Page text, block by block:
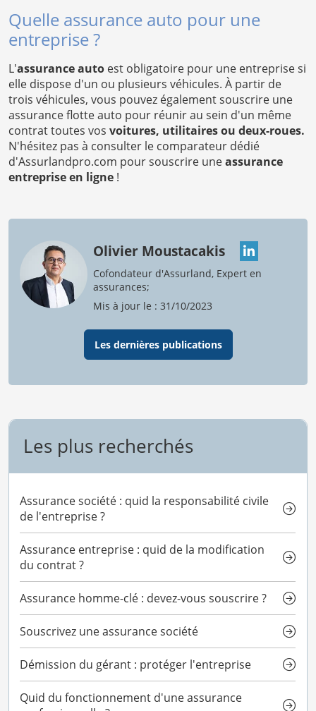
Quelle assurance auto pour une
entreprise ?
L'assurance auto est obligatoire pour une entreprise si
elle dispose d'un ou plusieurs véhicules. À partir de
trois véhicules, vous pouvez également souscrire une
assurance flotte auto pour réunir au sein d'un même
contrat toutes vos voitures, utilitaires ou deux-roues.
N'hésitez pas à consulter le comparateur dédié
d'Assurlandpro.com pour souscrire uneassurance
entreprise en ligne !
Olivier Moustacakis
Cofondateur d'Assurland, Expert en
assurances;
Mis à jour le : 31/10/2023
Les dernières publications
Les plus recherchés
Assurance société : quid la responsabilité civile
de l'entreprise ?
Assurance entreprise : quid de la modification
du contrat ?
Assurance homme-clé : devez-vous souscrire ?
Souscrivez une assurance société
Démission du gérant : protéger l'entreprise
Quid du fonctionnement d'une assurance